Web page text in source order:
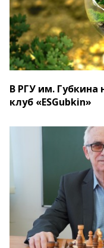
В РГУ им. Губкина
клуб «ESGubkin»